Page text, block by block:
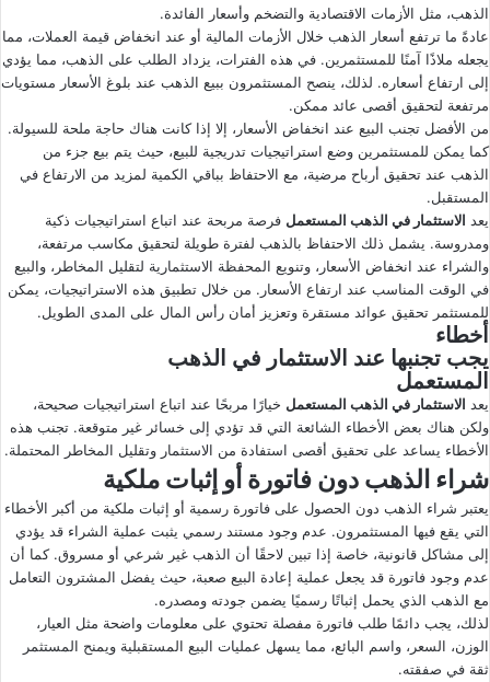
الذهب، مثل الأزمات الاقتصادية والتضخم وأسعار الفائدة.
عادةً ما ترتفع أسعار الذهب خلال الأزمات المالية أو عند انخفاض قيمة العملات، مما
يجعله ملاذًا آمنًا للمستثمرين. في هذه الفترات، يزداد الطلب على الذهب، مما يؤدي
إلى ارتفاع أسعاره. لذلك، ينصح المستثمرون ببيع الذهب عند بلوغ الأسعار مستويات
مرتفعة لتحقيق أقصى عائد ممكن.
من الأفضل تجنب البيع عند انخفاض الأسعار، إلا إذا كانت هناك حاجة ملحة للسيولة.
كما يمكن للمستثمرين وضع استراتيجيات تدريجية للبيع، حيث يتم بيع جزء من
الذهب عند تحقيق أرباح مرضية، مع الاحتفاظ بباقي الكمية لمزيد من الارتفاع في
المستقبل.
يعد الاستثمار في الذهب المستعمل فرصة مربحة عند اتباع استراتيجيات ذكية
ومدروسة. يشمل ذلك الاحتفاظ بالذهب لفترة طويلة لتحقيق مكاسب مرتفعة،
والشراء عند انخفاض الأسعار، وتنويع المحفظة الاستثمارية لتقليل المخاطر، والبيع
في الوقت المناسب عند ارتفاع الأسعار. من خلال تطبيق هذه الاستراتيجيات، يمكن
للمستثمر تحقيق عوائد مستقرة وتعزيز أمان رأس المال على المدى الطويل.
أخطاء
يجب تجنبها عند الاستثمار في الذهب
المستعمل
يعد الاستثمار في الذهب المستعمل خيارًا مربحًا عند اتباع استراتيجيات صحيحة،
ولكن هناك بعض الأخطاء الشائعة التي قد تؤدي إلى خسائر غير متوقعة. تجنب هذه
الأخطاء يساعد على تحقيق أقصى استفادة من الاستثمار وتقليل المخاطر المحتملة.
شراء الذهب دون فاتورة أو إثبات ملكية
يعتبر شراء الذهب دون الحصول على فاتورة رسمية أو إثبات ملكية من أكبر الأخطاء
التي يقع فيها المستثمرون. عدم وجود مستند رسمي يثبت عملية الشراء قد يؤدي
إلى مشاكل قانونية، خاصة إذا تبين لاحقًا أن الذهب غير شرعي أو مسروق. كما أن
عدم وجود فاتورة قد يجعل عملية إعادة البيع صعبة، حيث يفضل المشترون التعامل
مع الذهب الذي يحمل إثباتًا رسميًا يضمن جودته ومصدره.
لذلك، يجب دائمًا طلب فاتورة مفصلة تحتوي على معلومات واضحة مثل العيار،
الوزن، السعر، واسم البائع، مما يسهل عمليات البيع المستقبلية ويمنح المستثمر
ثقة في صفقته.